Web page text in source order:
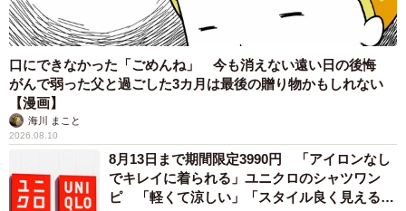
口にできなかった「ごめんね」 今も消えない遠い日の後悔
がんで弱った父と過ごした3カ月は最後の贈り物かもしれない
【漫画】
海川 まこと
2026.08.10
8月13日まで期間限定3990円 「アイロンなし
でキレイに着られる」ユニクロのシャツワン
ピ 「軽くて涼しい」「スタイル良く見える」